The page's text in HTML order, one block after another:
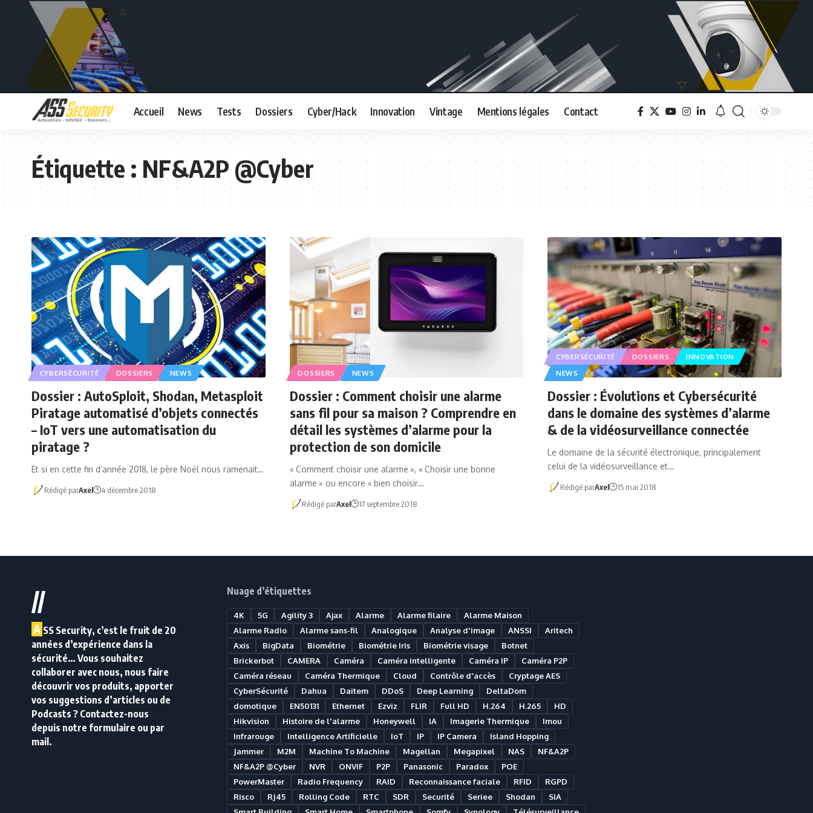
Accueil News Tests Dossiers Cyber/Hack Innovation Vintage Mentions légales Contact
Étiquette :NF&A2P @Cyber
CYBERSÉCURITÉ DOSSIERS NEWS
Dossier : AutoSploit, Shodan, Metasploit
Piratage automatisé d’objets connectés
– IoT vers une automatisation du
piratage ?
Et si en cette fin d’année 2018, le père Noël nous ramenait…
Rédigé parAxel 4 décembre 2018
DOSSIERS NEWS
Dossier : Comment choisir une alarme
sans fil pour sa maison ? Comprendre en
détail les systèmes d’alarme pour la
protection de son domicile
« Comment choisir une alarme », « Choisir une bonne
alarme » ou encore « bien choisir…
Rédigé parAxel 17 septembre 2018
CYBERSÉCURITÉ DOSSIERS
INNOVATION
NEWS
Dossier : Évolutions et Cybersécurité
dans le domaine des systèmes d’alarme
& de la vidéosurveillance connectée
Le domaine de la sécurité électronique, principalement
celui de la vidéosurveillance et…
Rédigé parAxel 15 mai 2018
//
A SS Security, c’est le fruit de 20
années d’expérience dans la
sécurité… Vous souhaitez
collaborer avec nous, nous faire
découvrir vos produits, apporter
vos suggestions d’articles ou de
Podcasts ? Contactez-nous
depuis notre formulaire ou par
mail.
Nuage d’étiquettes
4K 5G Agility 3 Ajax Alarme Alarme filaire
Alarme Maison
Alarme Radio
Alarme sans-fil Analogique Analyse d'image ANSSI
Aritech
Axis
BigData Biométrie Biométrie Iris Biométrie visage
Botnet
Brickerbot
CAMERA Caméra Caméra intelligente Caméra IP
Caméra P2P
Caméra réseau
Caméra Thermique Cloud Contrôle d'accès
Cryptage AES
CyberSécurité
Dahua Daitem DDoS Deep Learning
DeltaDom
domotique
EN50131 Ethernet Ezviz FLIR Full HD H.264 H.265
HD
Hikvision
Histoire de l'alarme Honeywell IA Imagerie Thermique
Imou
Infrarouge
Intelligence Artificielle IoT IP IP Camera
Island Hopping
Jammer
M2M Machine To Machine Magellan Megapixel NAS
NF&A2P
NF&A2P @Cyber
NVR ONVIF P2P Panasonic Paradox
POE
PowerMaster
Radio Frequency RAID Reconnaissance faciale RFID
RGPD
Risco
RJ45 Rolling Code RTC SDR Securité Seriee Shodan
SIA